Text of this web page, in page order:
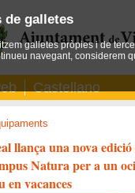
Castellano
llança una nova
Natura per a un
en vacances
de galletes
galletes pròpies i de
navegant, considerem